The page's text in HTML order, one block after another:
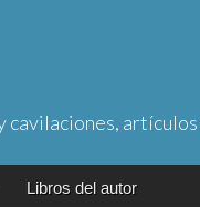
Libros del autor